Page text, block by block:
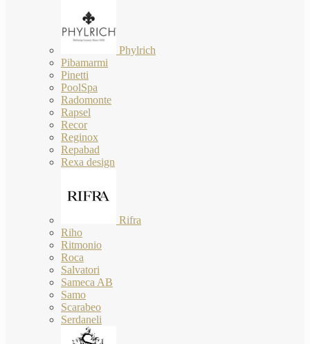
Phylrich
Pibamarmi
Pinetti
PoolSpa
Radomonte
Rapsel
Recor
Reginox
Repabad
Rexa design
Rifra
Riho
Ritmonio
Roca
Salvatori
Sameca AB
Samo
Scarabeo
Serdaneli